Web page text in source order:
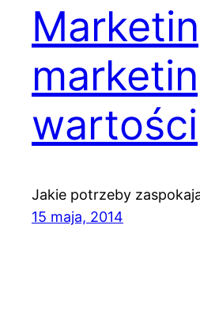
wartości
Jakie potrzeby
15 maja, 2014